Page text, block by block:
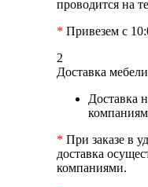
проводится на
* Привезем с
2
Доставка
Доставка
* При заказе в
доставка
компаниями.